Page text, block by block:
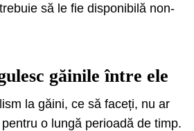
să le fie disponibilă non-
găinile între ele
la găini, ce să faceți, nu ar
o lungă perioadă de timp.